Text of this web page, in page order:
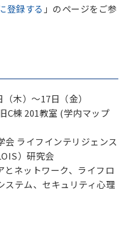
登録する 」のページをご参
木）～17日（金）
C棟 201教室 (学内マップ
ライフインテリジェンス
）研究会
ネットワーク、ライフロ
ステム、セキュリティ心理